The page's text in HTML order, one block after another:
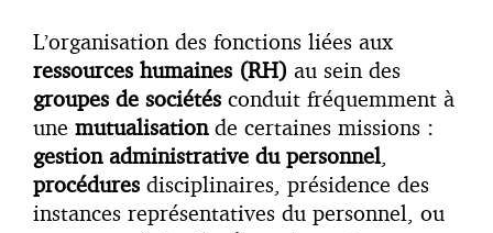
L’organisation des fonctions liées aux
ressources humaines (RH) au sein des
groupes de sociétés conduit fréquemment à
une mutualisation de certaines missions :
gestion administrative du personnel,
procédures disciplinaires, présidence des
instances représentatives du personnel, ou